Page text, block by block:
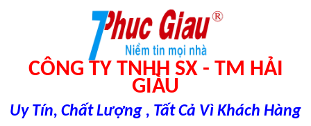
CÔNG TY TNHH SX - TM HẢI
GIÀU
Uy Tín, Chất Lượng , Tất Cả Vì Khách Hàng